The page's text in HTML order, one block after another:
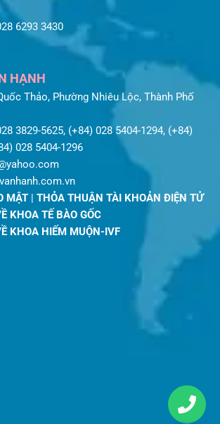
6293 3430
HẠNH
Thảo, Phường Nhiêu Lộc, Thành Phố
3829-5625, (+84) 028 5404-1294, (+84)
028 5404-1296
MẬT | THỎA THUẬN TÀI KHOẢN ĐIỆN TỬ
KHOA TẾ BÀO GỐC
KHOA HIẾM MUỘN-IVF